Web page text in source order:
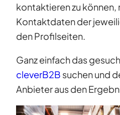
kontaktieren zu können,
Kontaktdaten der
den Profilseiten.
Ganz einfach das
cleverB2B suchen und
Anbieter aus den